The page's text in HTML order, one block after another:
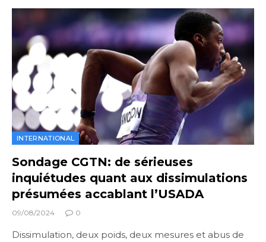
INTERNATIONAL
Sondage CGTN: de sérieuses
inquiétudes quant aux dissimulations
présumées accablant l’USADA
09/08/2024 0
Dissimulation, deux poids, deux mesures et abus de